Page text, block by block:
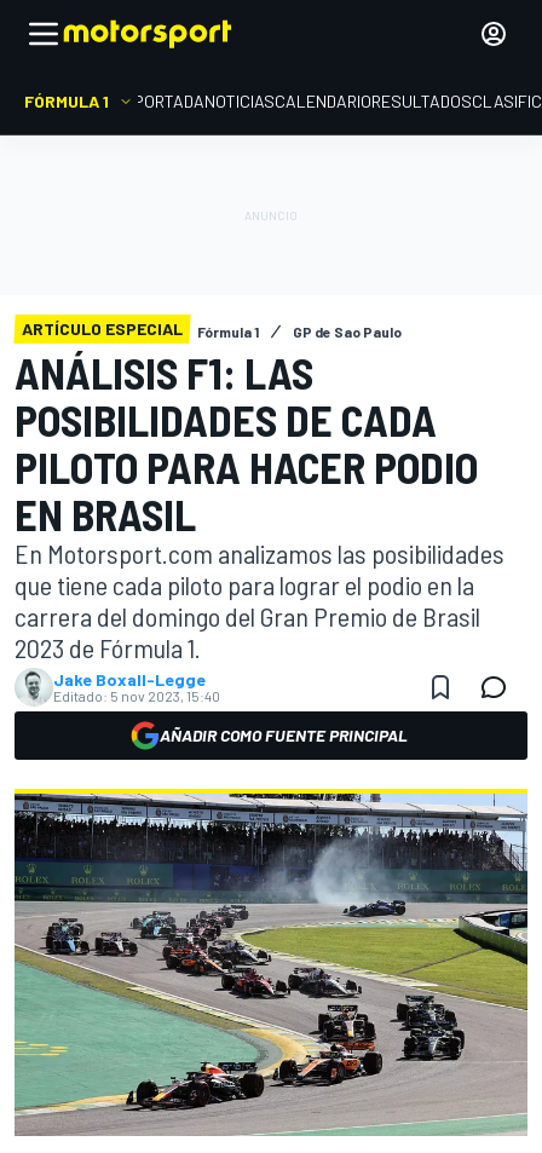
FÓRMULA 1 PORTADANOTICIASCALENDARIORESULTADOS
ARTÍCULO ESPECIAL Fórmula 1 GP de Sao Paulo
ANÁLISIS F1: LAS
POSIBILIDADES DE CADA
PILOTO PARA HACER PODIO
EN BRASIL
En Motorsport.com analizamos las posibilidades
que tiene cada piloto para lograr el podio en la
carrera del domingo del Gran Premio de Brasil
2023 de Fórmula 1.
Jake Boxall-Legge
Editado: 5 nov 2023, 15:40
AÑADIR COMO FUENTE PRINCIPAL